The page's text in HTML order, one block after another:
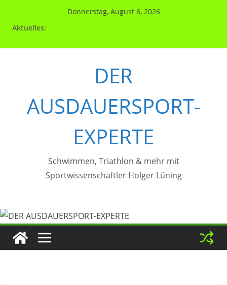
Donnerstag, August 6, 2026
Aktuelles:
DER
AUSDAUERSPORT-
EXPERTE
Schwimmen, Triathlon & mehr mit
Sportwissenschaftler Holger Lüning